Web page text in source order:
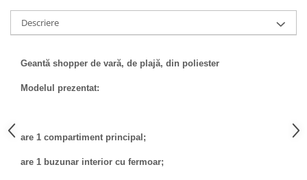
Descriere
Geantă shopper de vară, de plajă, din poliester
Modelul prezentat:
are 1 compartiment principal;
are 1 buzunar interior cu fermoar;